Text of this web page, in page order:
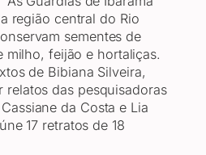
região central do Rio
sementes de
milho, feijão e hortaliças.
de Bibiana Silveira,
relatos das pesquisadoras
da Costa e Lia
17 retratos de 18